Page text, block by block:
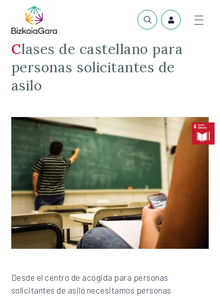
Clases de castellano para
personas solicitantes de
asilo
Desde el centro de acogida para personas
solicitantes de asilo necesitamos personas